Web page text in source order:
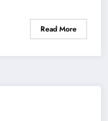
Read More